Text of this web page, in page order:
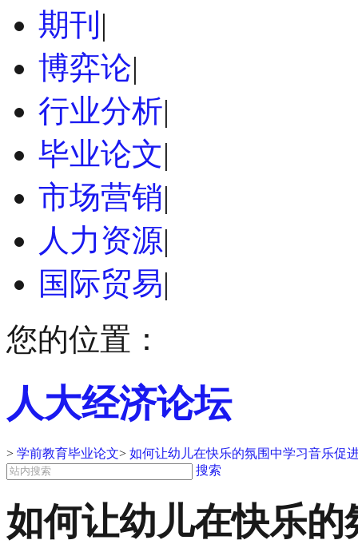
期刊 |
博弈论|
行业分析|
毕业论文|
市场营销|
人力资源|
国际贸易|
您的位置：
人大经济论坛
> 学前教育毕业论文> 如何让幼儿在快乐的氛围中学习音乐促
搜索
如何让幼儿在快乐